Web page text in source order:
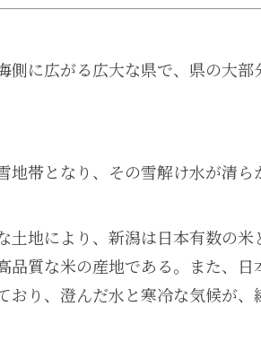
側に広がる広大な県で、県の大
地帯となり、その雪解け水が清
土地により、新潟は日本有数の
品質な米の産地である。また、
おり、澄んだ水と寒冷な気候が